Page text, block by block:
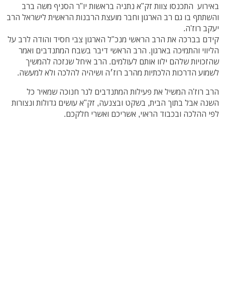
באירוע התכנסו צוות זק"א נתניה בראשות יו"ר הסניף משה ברב
והשתתף בו גם רב הארגון וחבר מועצת הרבנות הראשית לישראל הרב
יעקב רוז'ה.
קידם בברכה את הרב הראשי מנכ"ל הארגון צבי חסיד והודה לרב על
הליווי והתמיכה בארגון. הרב הראשי דיבר בשבח המתנדבים ואמר
שהזכויות שלהם ילוו אותם לעולמים. הרב איחל שנזכה להמשיך
לשמוע הדרכות הלכתיות מהרב רוז׳ה ושיהיה להלכה ולא למעשה.
הרב רוז'ה המשיל את פעילות המתנדבים לנר חנוכה שמאיר כל
השנה אבל בתוך הבית, בשקט ובצנעה, זק"א עושים גדולות ונצורות
לפי ההלכה ובכבוד הראוי, אשריכם ואשרי חלקכם.